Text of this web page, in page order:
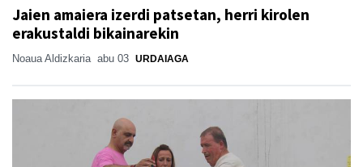
Jaien amaiera izerdi patsetan, herri kirolen
erakustaldi bikainarekin
Noaua Aldizkaria abu 03 URDAIAGA